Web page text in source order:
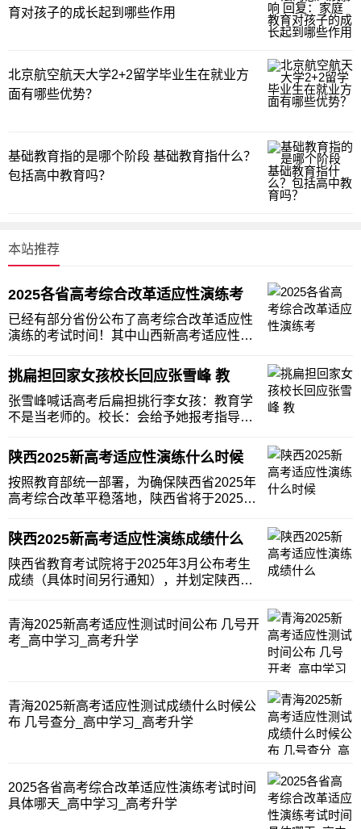
育对孩子的成长起到哪些作用
北京航空航天大学2+2留学毕业生在就业方
面有哪些优势？
基础教育指的是哪个阶段 基础教育指什么？
包括高中教育吗？
本站推荐
2025各省高考综合改革适应性演练考
已经有部分省份公布了高考综合改革适应性
演练的考试时间！其中山西新高考适应性演
应性测试时间为2025年1月3日至6日。河南
适应性演练测试时间为2025年1月3日-5日。
各省2025年高考综合改革适应
挑扁担回家女孩校长回应张雪峰 教
张雪峰喊话高考后扁担挑行李女孩：教育学
不是当老师的。校长：会给予她报考指导。
他认为这样的家庭背景，选择教育学专业可
能并不是最优解，因为教育学专业并不等同
于直接当老师。这番言论一出，立刻在网络
上引发了热议
陕西2025新高考适应性演练什么时候
按照教育部统一部署，为确保陕西省2025年
高考综合改革平稳落地，陕西省将于2025年
练。适应性演练测试时间为2025年1月3日至
5日。更多相关内容，往下看吧。2025年陕
西新高考适应性演练考试时间按照教
陕西2025新高考适应性演练成绩什么
陕西省教育考试院将于2025年3月公布考生
成绩（具体时间另行通知），并划定陕西
人成绩，以及考生在历史科目组合或物理科
目组合中的位次。2025陕西新高考适应性演
青海2025新高考适应性测试时间公布 几号开
考_高中学习_高考升学
青海2025新高考适应性测试成绩什么时候公
布 几号查分_高中学习_高考升学
2025各省高考综合改革适应性演练考试时间
具体哪天_高中学习_高考升学